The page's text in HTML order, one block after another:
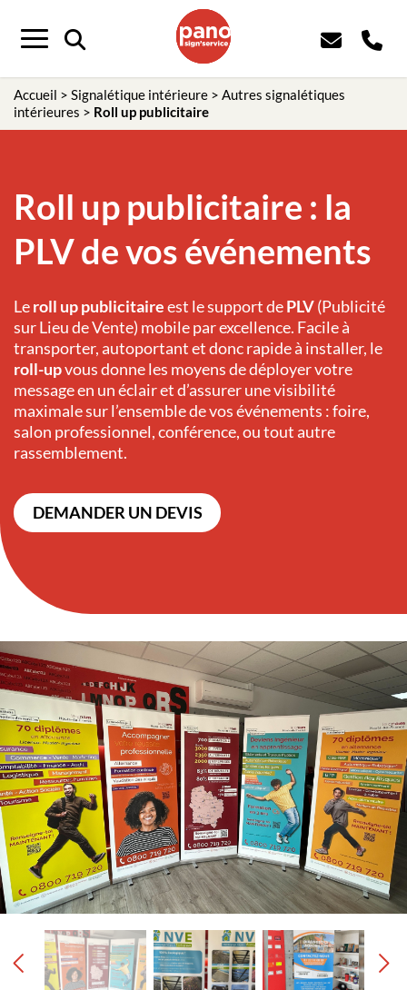
Menu
Accueil > Signalétique intérieure > Autres signalétiques
intérieures > Roll up publicitaire
Roll up publicitaire : la
PLV de vos événements
Leroll up publicitaireest le support dePLV(Publicité
sur Lieu de Vente) mobile par excellence. Facile à
transporter, autoportant et donc rapide à installer, le
roll-upvous donne les moyens de déployer votre
message en un éclair et d’assurer une visibilité
maximale sur l’ensemble de vos événements : foire,
salon professionnel, conférence, ou tout autre
rassemblement.
DEMANDER UN DEVIS
Panneau de gestion des cookies